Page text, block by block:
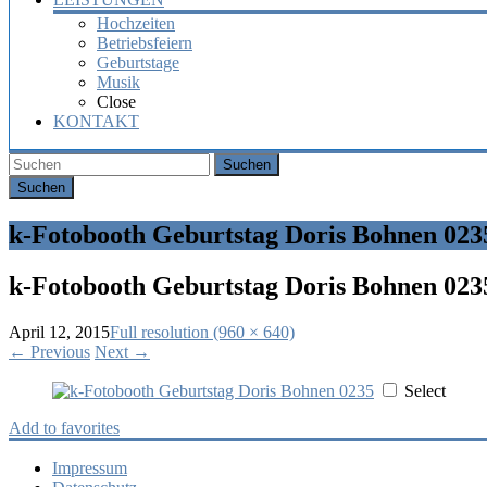
Hochzeiten
Betriebsfeiern
Geburtstage
Musik
Close
KONTAKT
Suchen
k-Fotobooth Geburtstag Doris Bohnen
k-Fotobooth Geburtstag Doris Bohnen
April 12, 2015Full resolution (960 × 640)
← Previous Next →
Select
Add to favorites
Impressum